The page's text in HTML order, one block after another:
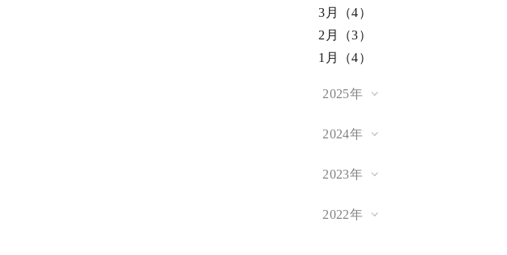
3月（4）
2月（3）
1月（4）
2025年
2024年
2023年
2022年